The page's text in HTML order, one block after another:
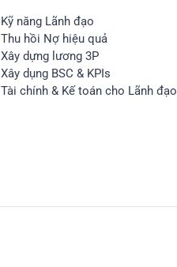
Kỹ năng Lãnh đạo
Thu hồi Nợ hiệu quả
Xây dựng lương 3P
Xây dụng BSC & KPIs
Tài chính & Kế toán cho Lãnh đạo